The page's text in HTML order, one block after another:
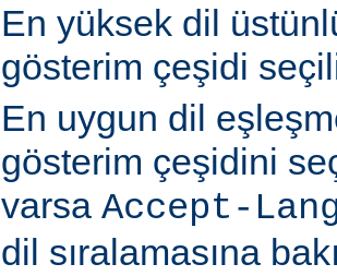
En yüksek dil
gösterim çeşidi
En uygun dil
gösterim çeşidini
varsa Accept-
dil sıralamasına